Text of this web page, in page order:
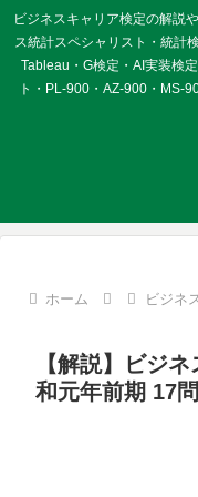
ビジネスキャリア検定の解説
ス統計スペシャリスト・統計
Tableau・G検定・AI実装検
ト・PL-900・AZ-900・MS-
ホーム ビジネ
【解説】ビジ
和元年前期 17